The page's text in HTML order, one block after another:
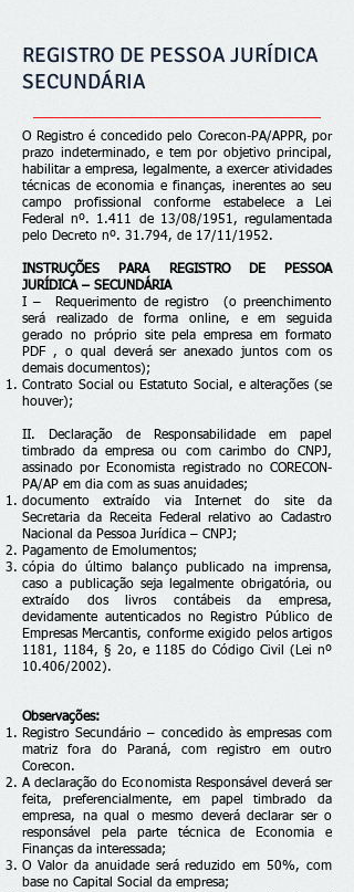
REGISTRO DE PESSOA JURÍDICA
SECUNDÁRIA
O Registro é concedido pelo Corecon-PA/APPR, por
prazo indeterminado, e tem por objetivo principal,
habilitar a empresa, legalmente, a exercer atividades
técnicas de economia e finanças, inerentes ao seu
campo profissional conforme estabelece a Lei
Federal nº. 1.411 de 13/08/1951, regulamentada
pelo Decreto nº. 31.794, de 17/11/1952.
INSTRUÇÕES PARA REGISTRO DE PESSOA
JURÍDICA – SECUNDÁRIA
I – Requerimento de registro (o preenchimento
será realizado de forma online, e em seguida
gerado no próprio site pela empresa em formato
PDF , o qual deverá ser anexado juntos com os
demais documentos);
Contrato Social ou Estatuto Social, e alterações (se
houver);
II. Declaração de Responsabilidade em papel
timbrado da empresa ou com carimbo do CNPJ,
assinado por Economista registrado no CORECON-
PA/AP em dia com as suas anuidades;
documento extraído via Internet do site da
Secretaria da Receita Federal relativo ao Cadastro
Nacional da Pessoa Jurídica – CNPJ;
Pagamento de Emolumentos;
cópia do último balanço publicado na imprensa,
caso a publicação seja legalmente obrigatória, ou
extraído dos livros contábeis da empresa,
devidamente autenticados no Registro Público de
Empresas Mercantis, conforme exigido pelos artigos
1181, 1184, § 2o, e 1185 do Código Civil (Lei nº
10.406/2002).
Observações:
Registro Secundário – concedido às empresas com
matriz fora do Paraná, com registro em outro
Corecon.
A declaração do Economista Responsável deverá ser
feita, preferencialmente, em papel timbrado da
empresa, na qual o mesmo deverá declarar ser o
responsável pela parte técnica de Economia e
Finanças da interessada;
O Valor da anuidade será reduzido em 50%, com
base no Capital Social da empresa;